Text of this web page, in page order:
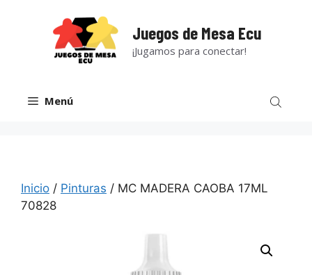
Juegos de Mesa Ecu
¡Jugamos para conectar!
Menú
Inicio / Pinturas / MC MADERA CAOBA 17ML
70828